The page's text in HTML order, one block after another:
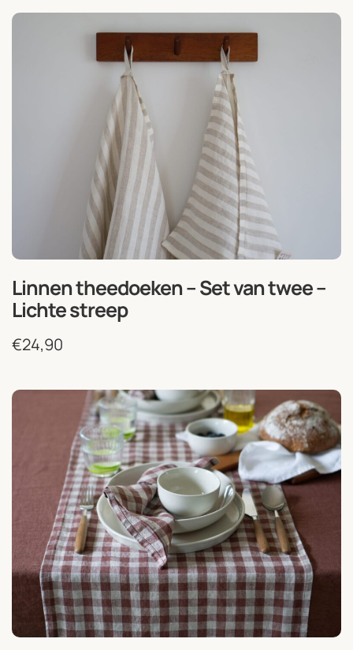
Linnen theedoeken – Set van twee –
Lichte streep
€24,90